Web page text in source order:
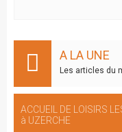
A LA UNE
Les articles du
ACCUEIL DE LOISIRS
à UZERCHE